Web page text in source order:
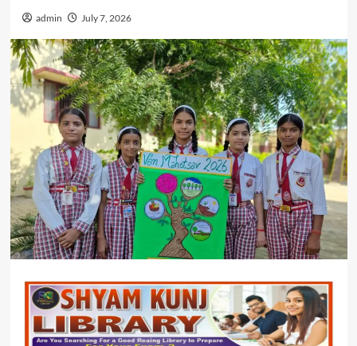
admin July 7, 2026